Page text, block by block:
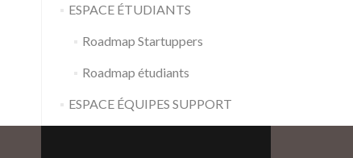
ESPACE ÉTUDIANTS
Roadmap Startuppers
Roadmap étudiants
ESPACE ÉQUIPES SUPPORT